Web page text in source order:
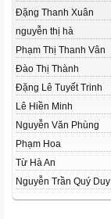
Đặng Thanh Xuân
nguyễn thị hà
Phạm Thị Thanh Vân
Đào Thị Thành
Đặng Lê Tuyết Trinh
Lê Hiền Minh
Nguyễn Văn Phùng
Phạm Hoa
Từ Hà An
Nguyễn Trần Quý Duy